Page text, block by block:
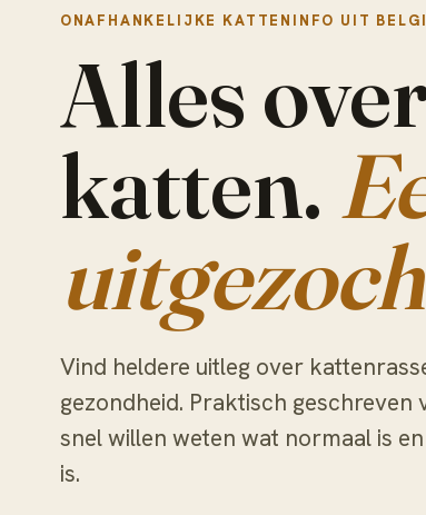
ONAFHANKELIJKE KATTENINFO UIT
Alles
katten.
Vind heldere uitleg over
gezondheid. Praktisch geschreven
snel willen weten wat normaal is
is.